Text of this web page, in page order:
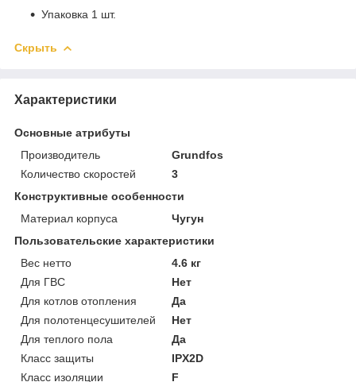
Упаковка 1 шт.
Скрыть
Характеристики
Основные атрибуты
Производитель
Grundfos
Количество скоростей
3
Конструктивные особенности
Материал корпуса
Чугун
Пользовательские характеристики
Вес нетто
4.6 кг
Для ГВС
Нет
Для котлов отопления
Да
Для полотенцесушителей
Нет
Для теплого пола
Да
Класс защиты
IPX2D
Класс изоляции
F